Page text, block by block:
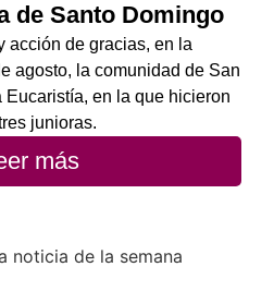
de Santo Domingo
acción de gracias, en la
agosto, la comunidad de San
Eucaristía, en la que hicieron
junioras.
más